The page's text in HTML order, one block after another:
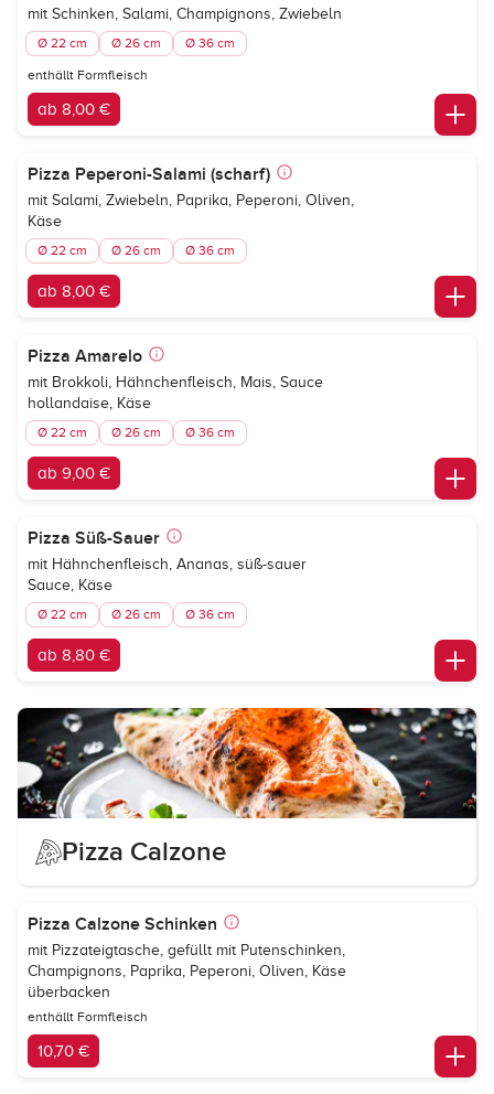
mit Schinken, Salami, Champignons, Zwiebeln
Ø 22 cm Ø 26 cm Ø 36 cm
enthällt Formfleisch
ab 8,00 €
Pizza Peperoni-Salami (scharf)
mit Salami, Zwiebeln, Paprika, Peperoni, Oliven,
Käse
Ø 22 cm Ø 26 cm Ø 36 cm
ab 8,00 €
Pizza Amarelo
mit Brokkoli, Hähnchenfleisch, Mais, Sauce
hollandaise, Käse
Ø 22 cm Ø 26 cm Ø 36 cm
ab 9,00 €
Pizza Süß-Sauer
mit Hähnchenfleisch, Ananas, süß-sauer
Sauce, Käse
Ø 22 cm Ø 26 cm Ø 36 cm
ab 8,80 €
Pizza Calzone
Pizza Calzone Schinken
mit Pizzateigtasche, gefüllt mit Putenschinken,
Champignons, Paprika, Peperoni, Oliven, Käse
überbacken
enthällt Formfleisch
10,70 €